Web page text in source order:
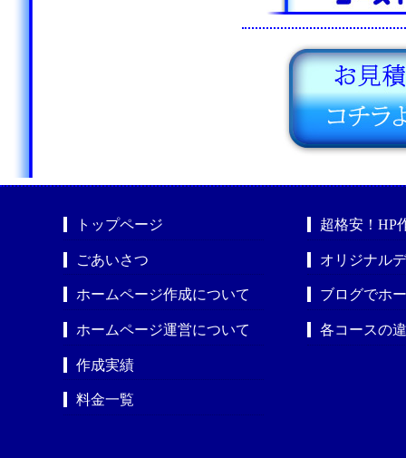
トップページ
ごあいさつ
ホームページ作成について
ホームページ運営について
作成実績
料金一覧
超格安！HP
オリジナル
ブログでホ
各コースの